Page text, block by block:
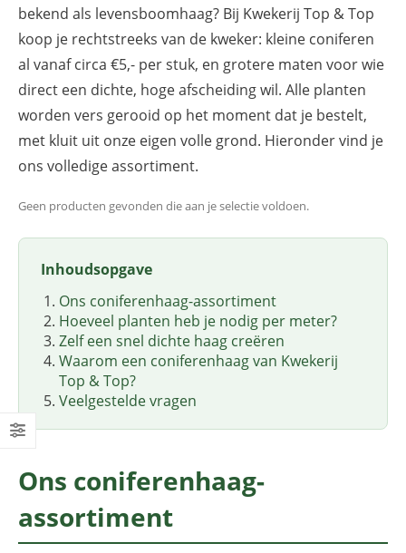
bekend als levensboomhaag? Bij Kwekerij Top & Top
koop je rechtstreeks van de kweker: kleine coniferen
al vanaf circa €5,- per stuk, en grotere maten voor wie
direct een dichte, hoge afscheiding wil. Alle planten
worden vers gerooid op het moment dat je bestelt,
met kluit uit onze eigen volle grond. Hieronder vind je
ons volledige assortiment.
Geen producten gevonden die aan je selectie voldoen.
Inhoudsopgave
Ons coniferenhaag-assortiment
Hoeveel planten heb je nodig per meter?
Zelf een snel dichte haag creëren
Waarom een coniferenhaag van Kwekerij
Top & Top?
Veelgestelde vragen
Ons coniferenhaag-
assortiment